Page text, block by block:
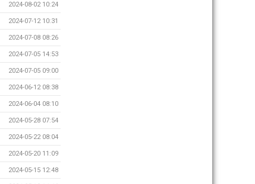
2024-08-02 10:24
2024-07-12 10:31
2024-07-08 08:26
2024-07-05 14:53
2024-07-05 09:00
2024-06-12 08:38
2024-06-04 08:10
2024-05-28 07:54
2024-05-22 08:04
2024-05-20 11:09
2024-05-15 12:48